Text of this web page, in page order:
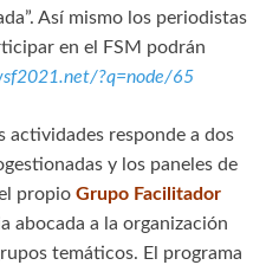
Así mismo los periodistas
en el FSM podrán
?q=node/65
actividades responde a dos
y los paneles de
propio Grupo Facilitador
abocada a la organización
temáticos. El programa